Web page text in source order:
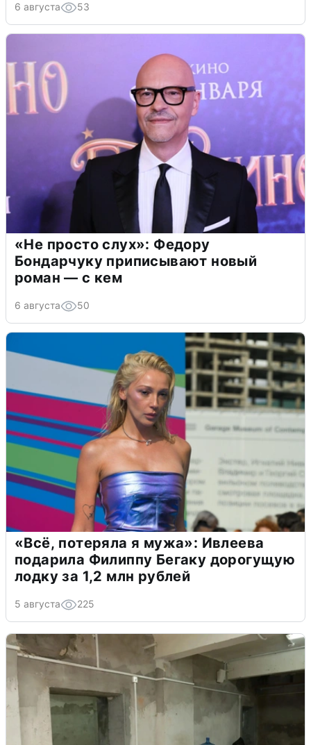
6 августа 53
«Не просто слух»: Федору
Бондарчуку приписывают новый
роман — с кем
6 августа 50
«Всё, потеряла я мужа»: Ивлеева
подарила Филиппу Бегаку дорогущую
лодку за 1,2 млн рублей
5 августа 225